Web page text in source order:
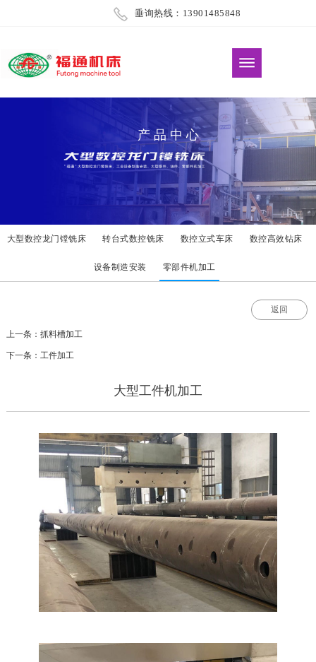
垂询热线：13901485848
产品中心
大型数控龙门镗铣床 转台式数控铣床 数控立式车床 数控高效钻床
设备制造安装 零部件机加工
返回
上一条：抓料槽加工
下一条：工件加工
大型工件机加工